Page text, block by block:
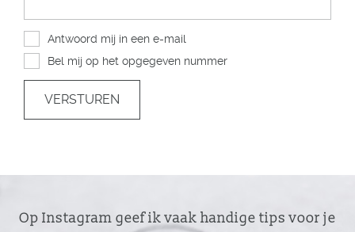
Antwoord mij in een e-mail
Bel mij op het opgegeven nummer
VERSTUREN
Op Instagram geef ik vaak handige tips voor je